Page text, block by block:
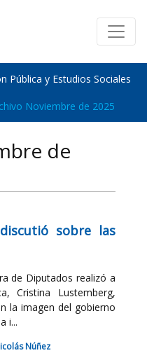
Pública y Estudios Sociales
Noviembre de 2025
de
sobre las
de Diputados realizó a
Cristina Lustemberg,
la imagen del gobierno
i...
Núñez